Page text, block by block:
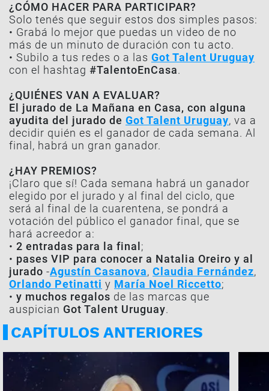
¿CÓMO HACER PARA PARTICIPAR?
Solo tenés que seguir estos dos simples pasos:
• Grabá lo mejor que puedas un video de no
más de un minuto de duración con tu acto.
• Subilo a tus redes o a las Got Talent Uruguay
con el hashtag #TalentoEnCasa.
¿QUIÉNES VAN A EVALUAR?
El jurado de La Mañana en Casa, con alguna
ayudita del jurado de Got Talent Uruguay, va a
decidir quién es el ganador de cada semana. Al
final, habrá un gran ganador.
¿HAY PREMIOS?
¡Claro que sí! Cada semana habrá un ganador
elegido por el jurado y al final del ciclo, que
será al final de la cuarentena, se pondrá a
votación del público el ganador final, que se
hará acreedor a:
• 2 entradas para la final ;
• pases VIP para conocer a Natalia Oreiro y al
jurado -Agustín Casanova, Claudia Fernández,
Orlando Petinatti y María Noel Riccetto;
• y muchos regalos de las marcas que
auspician Got Talent Uruguay.
CAPÍTULOS ANTERIORES